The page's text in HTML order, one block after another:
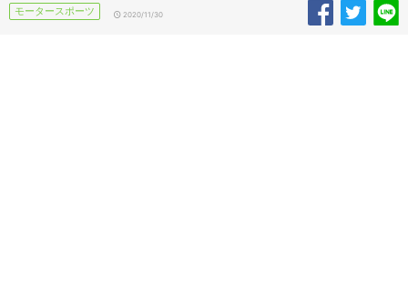
モータースポーツ 2020/11/30